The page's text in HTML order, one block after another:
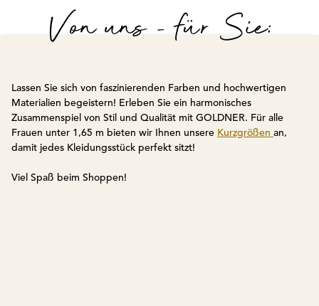
Von uns - für Sie:
Lassen Sie sich von faszinierenden Farben und hochwertigen
Materialien begeistern! Erleben Sie ein harmonisches
Zusammenspiel von Stil und Qualität mit GOLDNER. Für alle
Frauen unter 1,65 m bieten wir Ihnen unsere Kurzgrößen an,
damit jedes Kleidungsstück perfekt sitzt!
Viel Spaß beim Shoppen!